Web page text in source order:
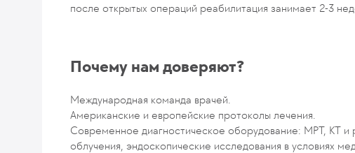
после открытых операций реабилитация занимает 2-3
Почему нам доверяют?
Международная команда врачей.
Американские и европейские протоколы лечения.
Современное диагностическое оборудование: МРТ, КТ и
облучения, эндоскопические исследования в условиях